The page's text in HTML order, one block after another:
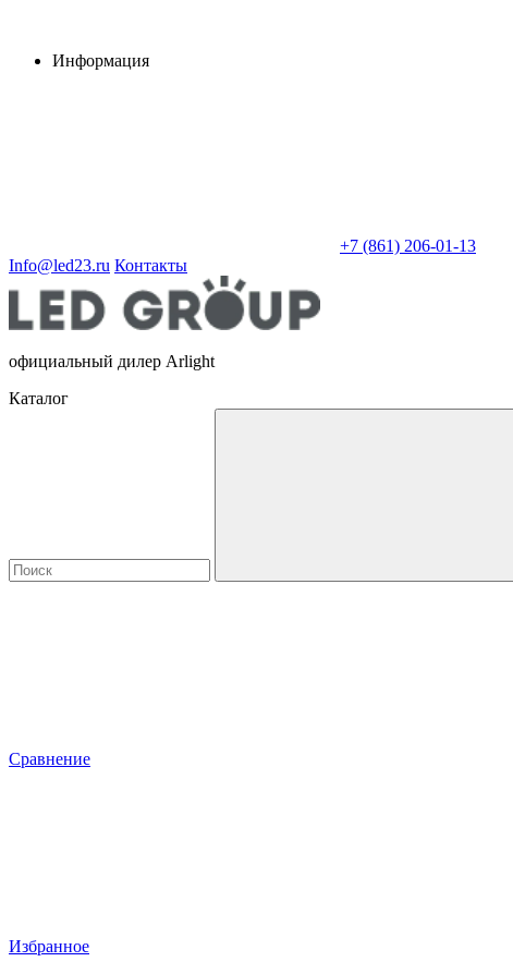
Информация
+7 (861) 206-01-13
Info@led23.ru Контакты
официальный дилер Arlight
Каталог
Сравнение
Избранное